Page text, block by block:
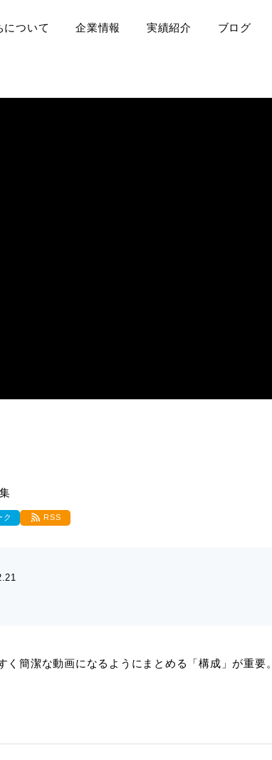
について 企業情報 実績紹介 ブログ
ク RSS
簡潔な動画になるようにまとめる「構成」が重要。